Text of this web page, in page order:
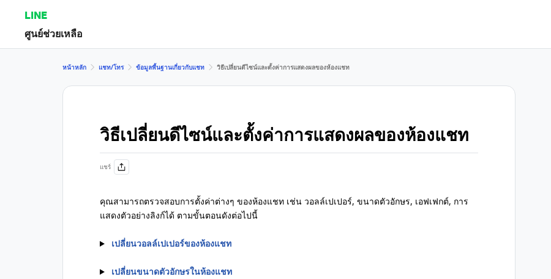
LINE
ศูนย์ช่วยเหลือ
หน้าหลัก แชท/โทร ข้อมูลพื้นฐานเกี่ยวกับแชท วิธีเปลี่ยนดีไซน์และตั้งค่าการแสดงผลของห้องแชท
วิธีเปลี่ยนดีไซน์และตั้งค่าการแสดงผลของห้องแชท
แชร์
คุณสามารถตรวจสอบการตั้งค่าต่างๆ ของห้องแชท เช่น วอลล์เปเปอร์, ขนาดตัวอักษร, เอฟเฟกต์, การ
แสดงตัวอย่างลิงก์ได้ ตามขั้นตอนดังต่อไปนี้
เปลี่ยนวอลล์เปเปอร์ของห้องแชท
เปลี่ยนขนาดตัวอักษรในห้องแชท